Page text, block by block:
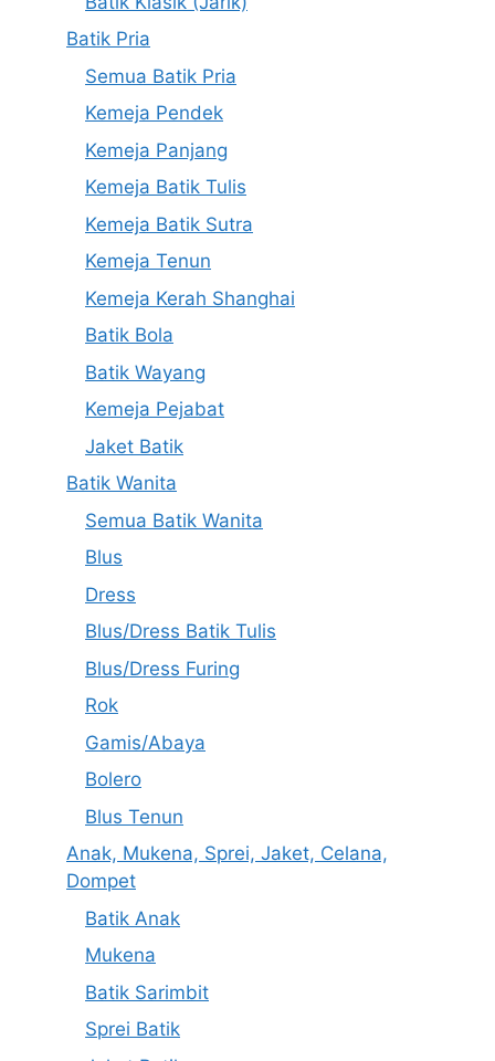
Batik Pria
Semua Batik Pria
Kemeja Pendek
Kemeja Panjang
Kemeja Batik Tulis
Kemeja Batik Sutra
Kemeja Tenun
Kemeja Kerah Shanghai
Batik Bola
Batik Wayang
Kemeja Pejabat
Jaket Batik
Batik Wanita
Semua Batik Wanita
Blus
Dress
Blus/Dress Batik Tulis
Blus/Dress Furing
Rok
Gamis/Abaya
Bolero
Blus Tenun
Anak, Mukena, Sprei, Jaket, Celana,
Dompet
Batik Anak
Mukena
Batik Sarimbit
Sprei Batik